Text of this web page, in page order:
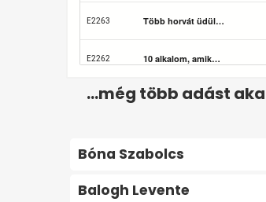
...még több adást
Bóna Szabolcs
Balogh Levente